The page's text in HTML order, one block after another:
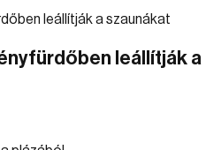
leállítják a